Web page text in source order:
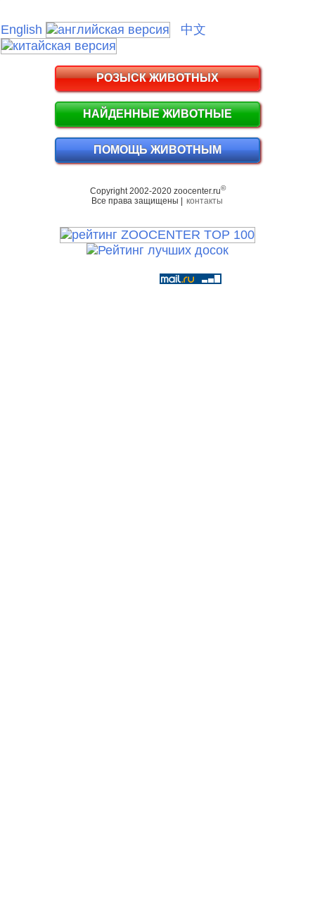
English 中文
РОЗЫСК ЖИВОТНЫХ
НАЙДЕННЫЕ ЖИВОТНЫЕ
ПОМОЩЬ ЖИВОТНЫМ
Copyright 2002-2020 zoocenter.ru©
Все права защищены | контакты